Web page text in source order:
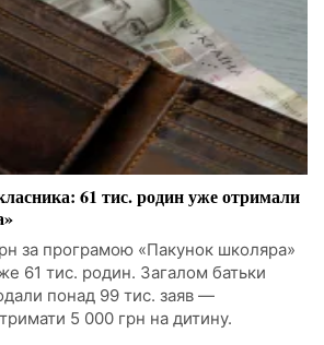
61 тис. родин уже отримали
за програмою «Пакунок школяра»
61 тис. родин. Загалом батьки
понад 99 тис. заяв —
5 000 грн на дитину.